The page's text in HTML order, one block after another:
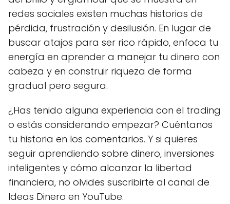
redes sociales existen muchas historias de
pérdida, frustración y desilusión. En lugar de
buscar atajos para ser rico rápido, enfoca tu
energía en aprender a manejar tu dinero con
cabeza y en construir riqueza de forma
gradual pero segura.
¿Has tenido alguna experiencia con el trading
o estás considerando empezar? Cuéntanos
tu historia en los comentarios. Y si quieres
seguir aprendiendo sobre dinero, inversiones
inteligentes y cómo alcanzar la libertad
financiera, no olvides suscribirte al canal de
Ideas Dinero en YouTube.